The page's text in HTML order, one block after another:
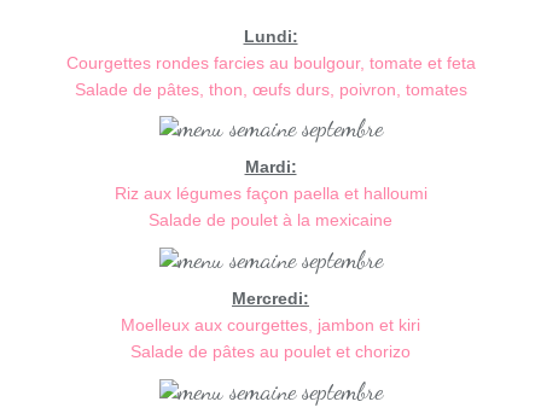
Lundi:
Courgettes rondes farcies au boulgour, tomate et feta
Salade de pâtes, thon, œufs durs, poivron, tomates
Mardi:
Riz aux légumes façon paella et halloumi
Salade de poulet à la mexicaine
Mercredi:
Moelleux aux courgettes, jambon et kiri
Salade de pâtes au poulet et chorizo